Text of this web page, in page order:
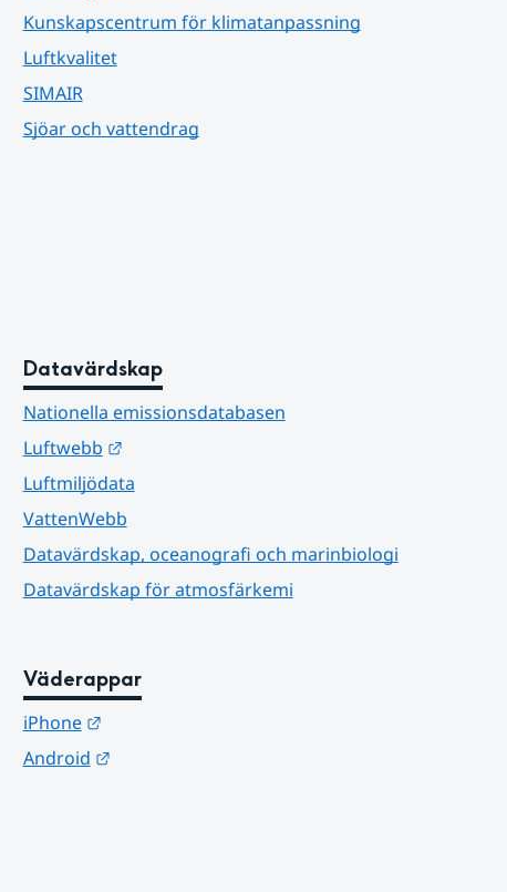
Kunskapscentrum för klimatanpassning
Luftkvalitet
SIMAIR
Sjöar och vattendrag
Datavärdskap
Nationella emissionsdatabasen
Luftwebb
Länk till annan webbplats.
Luftmiljödata
VattenWebb
Datavärdskap, oceanografi och marinbiologi
Datavärdskap för atmosfärkemi
Väderappar
iPhone
Länk till annan webbplats.
Android
Länk till annan webbplats.